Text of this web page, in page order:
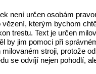
není určen osobám
vězení, kterým bychom
trestu. Text je určen
by jim pomoci při
milovaném stroji, protože od
se odvíjí nejen pohodlí,